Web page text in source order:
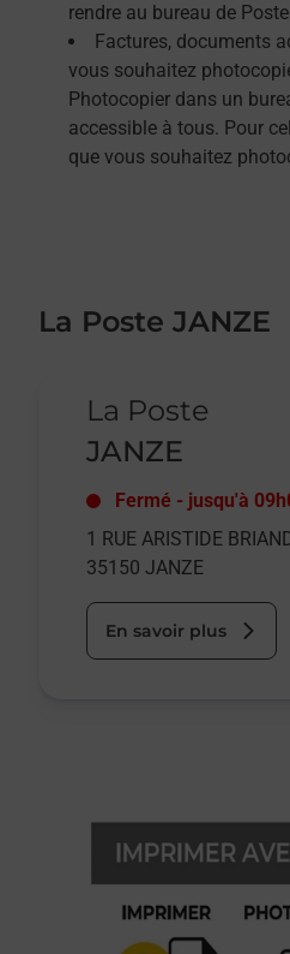
rendre au bureau de
Factures, documents
vous souhaitez
Photocopier dans un
accessible à tous. Pour
que vous souhaitez
La Poste JANZE
La Poste
JANZE
Fermé - jusqu'à
1 RUE ARISTIDE
35150 JANZE
En savoir plus